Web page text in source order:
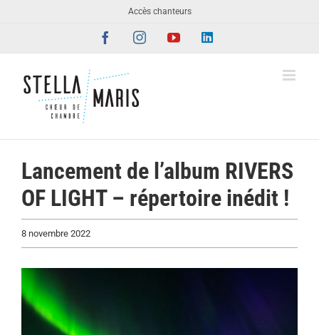
Accès chanteurs
FacebookInstagramYouTubeLinkedIn
Lancement de l’album RIVERS
OF LIGHT – répertoire inédit !
8 novembre 2022
Voir
l'image
agrandie